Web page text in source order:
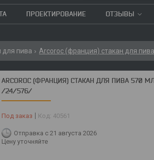
ПРОЕКТИРОВАНИЕ ОТЗЫВЫ
для пива
ARCOROC (ФРАНЦИЯ) СТАКАН ДЛЯ ПИВА 570
/24/576/
Под заказ Код: 40561
Отправка с 21 августа 2026
Цену уточняйте